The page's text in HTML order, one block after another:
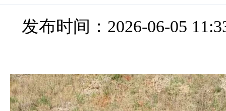
发布时间：2026-06-05